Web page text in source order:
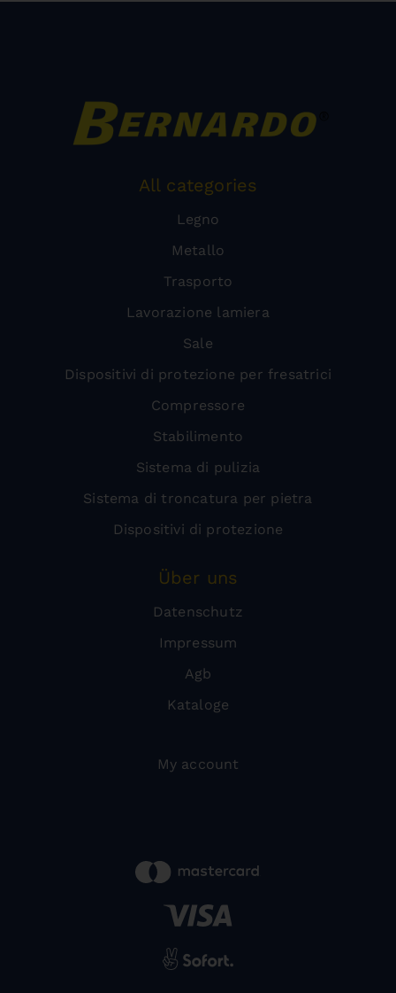
All categories
Legno
Metallo
Trasporto
Lavorazione lamiera
Sale
Dispositivi di protezione per fresatrici
Compressore
Stabilimento
Sistema di pulizia
Sistema di troncatura per pietra
Dispositivi di protezione
Über uns
Datenschutz
Impressum
Agb
Kataloge
My account